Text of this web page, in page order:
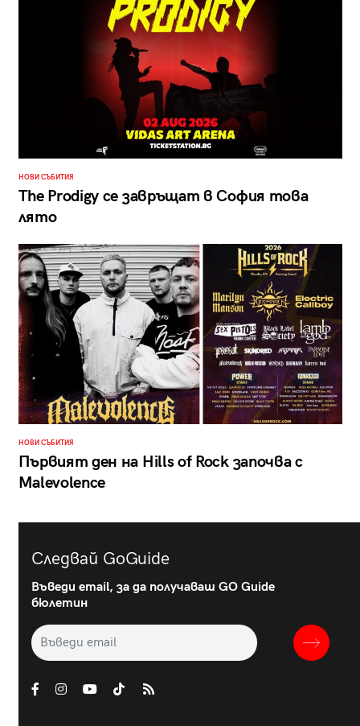
НОВИ СЪБИТИЯ
The Prodigy се завръщат в София това
лято
НОВИ СЪБИТИЯ
Първият ден на Hills of Rock започва с
Malevolence
Следвай GoGuide
Въведи email, за да получаваш GO Guide
бюлетин